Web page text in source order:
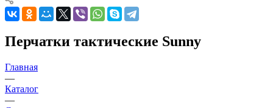
Перчатки тактические Sunny
Главная
—
Каталог
—